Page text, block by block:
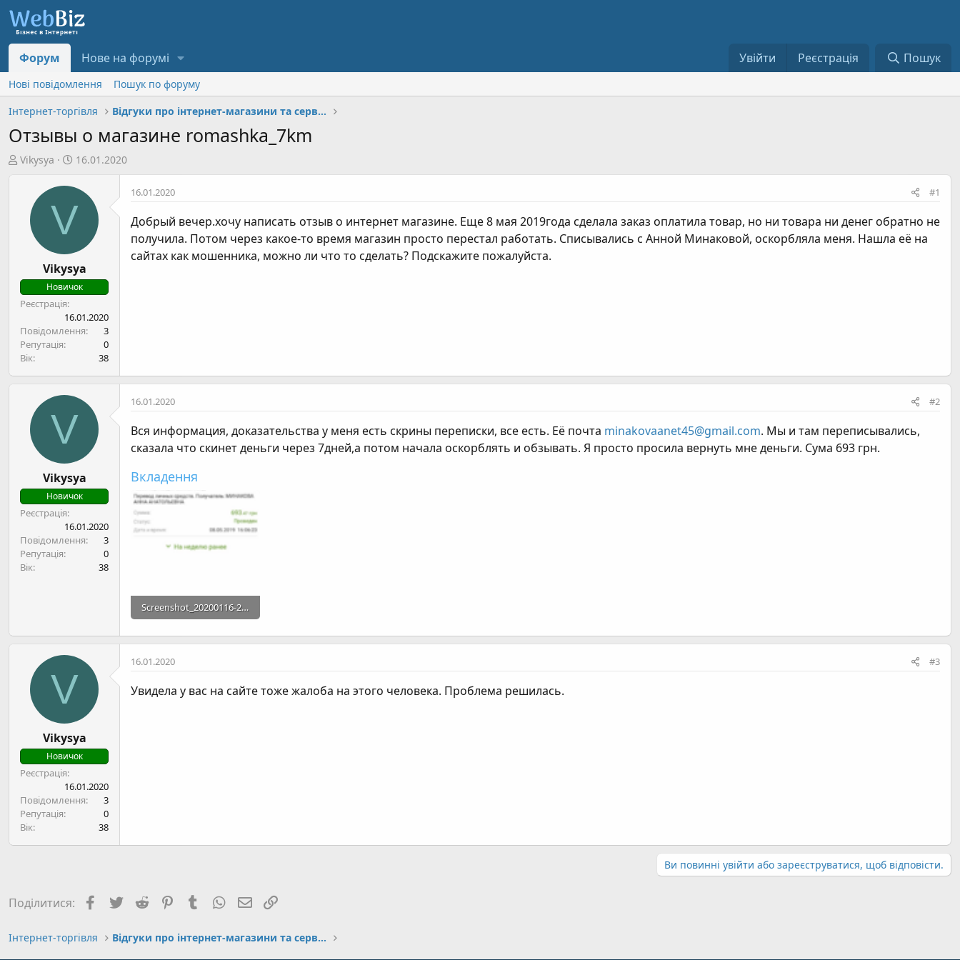
Форум Нове на форумі Увійти Реєстрація Пошук
Нові повідомлення
Пошук по форуму
Інтернет-торгівля
Відгуки про інтернет-магазини та сервіси
Отзывы о магазине romashka_7km
А
и
Vikysya
Д
т
а
в
о
р
е
н
я
16.01.2020
V
Vikysya
Новичок
Реєстрація
16.01.2020
Повідомлення
3
Репутація
0
Вік
38
16.01.2020 #1
Добрый вечер.хочу написать отзыв о интернет магазине. Еще 8 мая 2019года сделала заказ оплатила товар, но ни товара ни денег обратно не
получила. Потом через какое-то время магазин просто перестал работать. Списывались с Анной Минаковой, оскорбляла меня. Нашла её на
сайтах как мошенника, можно ли что то сделать? Подскажите пожалуйста.
V
Vikysya
Новичок
Реєстрація
16.01.2020
Повідомлення
3
Репутація
0
Вік
38
16.01.2020 #2
Вся информация, доказательства у меня есть скрины переписки, все есть. Её почта minakovaanet45@gmail.com. Мы и там переписывались,
сказала что скинет деньги через 7дней,а потом начала оскорблять и обзывать. Я просто просила вернуть мне деньги. Сума 693 грн.
Вкладення
Screenshot_20200116-205117.png
V
Vikysya
Новичок
Реєстрація
16.01.2020
Повідомлення
3
Репутація
0
Вік
38
16.01.2020 #3
Увидела у вас на сайте тоже жалоба на этого человека. Проблема решилась.
Ви повинні увійти або зареєструватися, щоб відповісти.
Поділитися: FacebookTwitterReddit PinterestTumblrWhatsApp
E-mail
Інтернет-торгівля Відгуки про інтернет-магазини та сервіси